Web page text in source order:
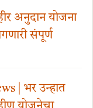
अनुदान योजना
संपूर्ण
| भर उन्हात